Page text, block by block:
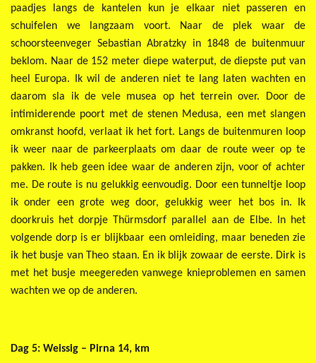
paadjes langs de kantelen kun je elkaar niet passeren en
schuifelen we langzaam voort. Naar de plek waar de
schoorsteenveger Sebastian Abratzky in 1848 de buitenmuur
beklom. Naar de 152 meter diepe waterput, de diepste put van
heel Europa. Ik wil de anderen niet te lang laten wachten en
daarom sla ik de vele musea op het terrein over. Door de
intimiderende poort met de stenen Medusa, een met slangen
omkranst hoofd, verlaat ik het fort. Langs de buitenmuren loop
ik weer naar de parkeerplaats om daar de route weer op te
pakken. Ik heb geen idee waar de anderen zijn, voor of achter
me. De route is nu gelukkig eenvoudig. Door een tunneltje loop
ik onder een grote weg door, gelukkig weer het bos in. Ik
doorkruis het dorpje Thürmsdorf parallel aan de Elbe. In het
volgende dorp is er blijkbaar een omleiding, maar beneden zie
ik het busje van Theo staan. En ik blijk zowaar de eerste. Dirk is
met het busje meegereden vanwege knieproblemen en samen
wachten we op de anderen.
Dag 5: Weissig – Pirna 14, km